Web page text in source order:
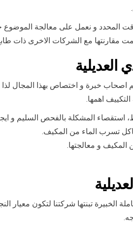
المحدد و نعمل على معالجة
مقارنتها مع الشركات الاخرى ذات
اصحاب خبرة و اختصاص بهذا المجال لذا
اهمها.
المشكلة بالفحص السليم و
تسرب الماء من المكيف.
المكيف و معالجتها.
الخبيرة تبنتها شركتنا لتكون معيار